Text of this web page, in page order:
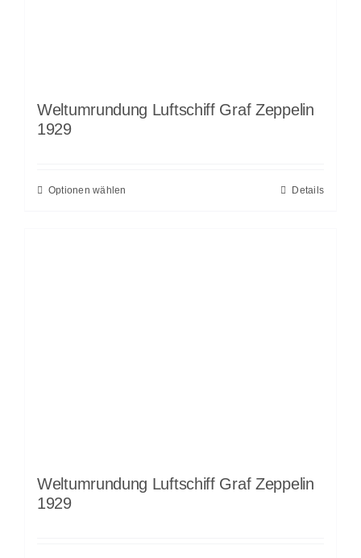
Weltumrundung Luftschiff Graf Zeppelin
1929
Optionen wählen Details
Weltumrundung Luftschiff Graf Zeppelin
1929